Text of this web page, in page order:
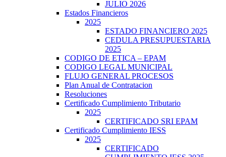
JULIO 2026
Estados Financieros
2025
ESTADO FINANCIERO 2025
CEDULA PRESUPUESTARIA
2025
CODIGO DE ETICA – EPAM
CODIGO LEGAL MUNICIPAL
FLUJO GENERAL PROCESOS
Plan Anual de Contratacion
Resoluciones
Certificado Cumplimiento Tributario
2025
CERTIFICADO SRI EPAM
Certificado Cumplimiento IESS
2025
CERTIFICADO